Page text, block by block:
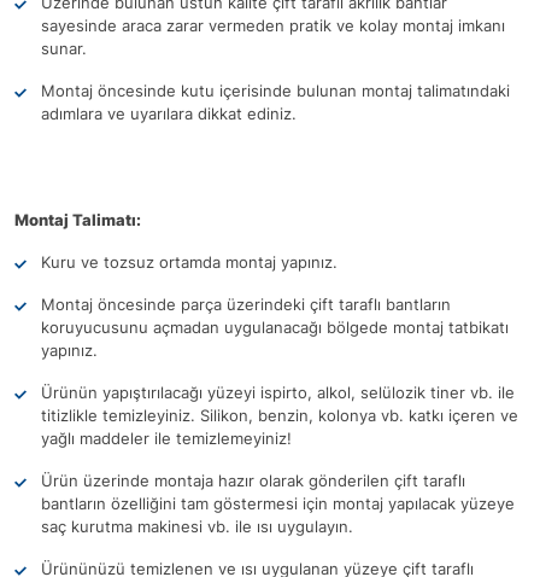
sayesinde araca zarar vermeden pratik ve kolay montaj imkanı
sunar.
Montaj öncesinde kutu içerisinde bulunan montaj talimatındaki
adımlara ve uyarılara dikkat ediniz.
Montaj Talimatı:
Kuru ve tozsuz ortamda montaj yapınız.
Montaj öncesinde parça üzerindeki çift taraflı bantların
koruyucusunu açmadan uygulanacağı bölgede montaj tatbikatı
yapınız.
Ürünün yapıştırılacağı yüzeyi ispirto, alkol, selülozik tiner vb. ile
titizlikle temizleyiniz. Silikon, benzin, kolonya vb. katkı içeren ve
yağlı maddeler ile temizlemeyiniz!
Ürün üzerinde montaja hazır olarak gönderilen çift taraflı
bantların özelliğini tam göstermesi için montaj yapılacak yüzeye
saç kurutma makinesi vb. ile ısı uygulayın.
Ürününüzü temizlenen ve ısı uygulanan yüzeye çift taraflı